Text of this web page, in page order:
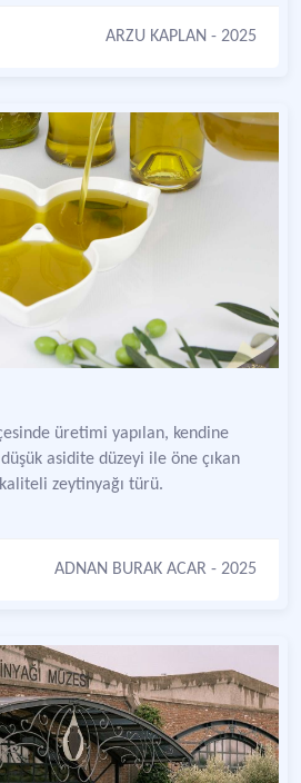
ARZU KAPLAN - 2025
üretimi yapılan, kendine
asidite düzeyi ile öne çıkan
zeytinyağı türü.
ADNAN BURAK ACAR - 2025